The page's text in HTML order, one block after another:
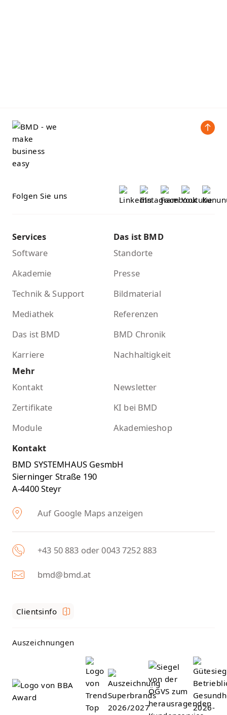
Folgen Sie uns
Services
Software
Akademie
Technik & Support
Mediathek
Das ist BMD
Karriere
Das ist BMD
Standorte
Presse
Bildmaterial
Referenzen
BMD Chronik
Nachhaltigkeit
Mehr
Kontakt
Newsletter
Zertifikate
KI bei BMD
Module
Akademieshop
Kontakt
BMD SYSTEMHAUS GesmbH
Sierninger Straße 190
A-4400 Steyr
Auf Google Maps anzeigen
+43 50 883 oder 0043 7252 883
bmd@bmd.at
Clientsinfo
Auszeichnungen